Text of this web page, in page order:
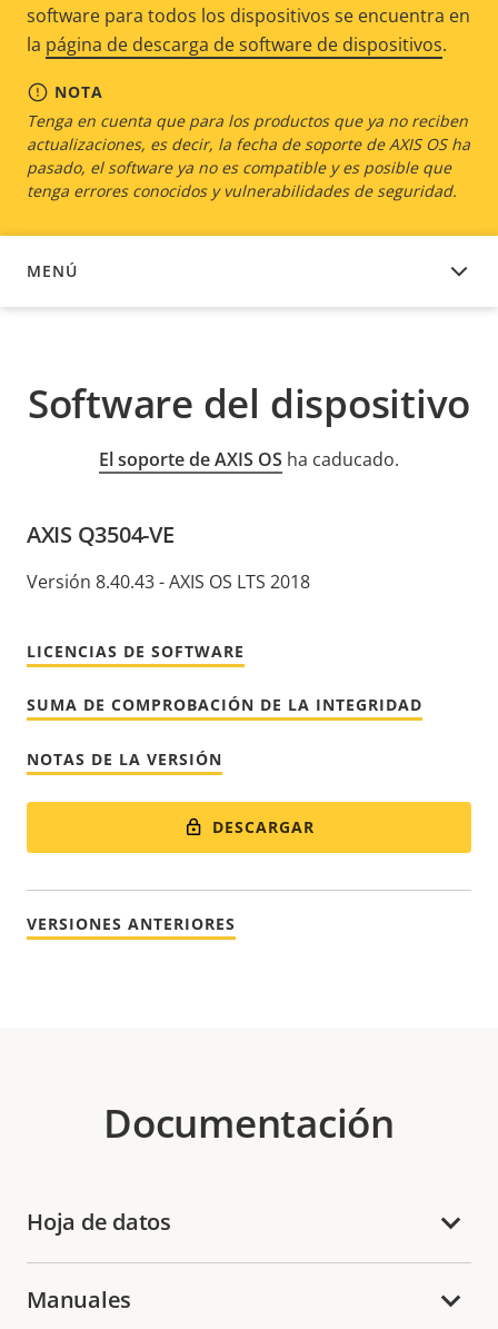
software para todos los dispositivos se encuentra en
la página de descarga de software de dispositivos.
NOTA
Tenga en cuenta que para los productos que ya no reciben
actualizaciones, es decir, la fecha de soporte de AXIS OS ha
pasado, el software ya no es compatible y es posible que
tenga errores conocidos y vulnerabilidades de seguridad.
MENÚ
SOFTWARE DEL DISPOSITIVO
Software del dispositivo
El soporte de AXIS OS ha caducado.
AXIS Q3504-VE
Versión 8.40.43 - AXIS OS LTS 2018
LICENCIAS DE SOFTWARE
SUMA DE COMPROBACIÓN DE LA INTEGRIDAD
NOTAS DE LA VERSIÓN
DESCARGAR
VERSIONES ANTERIORES
Documentación
Hoja de datos
Manuales